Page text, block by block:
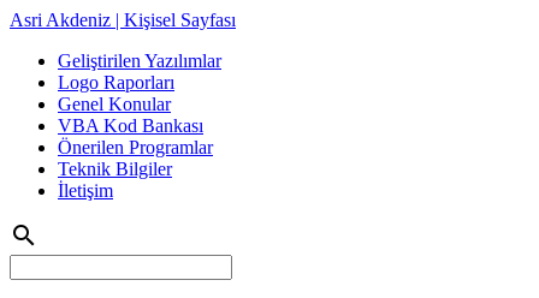
Asri Akdeniz | Kişisel Sayfası
Geliştirilen Yazılımlar
Logo Raporları
Genel Konular
VBA Kod Bankası
Önerilen Programlar
Teknik Bilgiler
İletişim
search